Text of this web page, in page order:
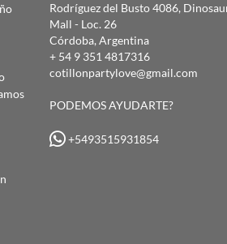
Rodríguez del Busto 4086,
Mall - Loc. 26
Córdoba, Argentina
+ 54 9 351 4817316
cotillonpartylove@gmail.com
PODEMOS AYUDARTE?
+5493515931854